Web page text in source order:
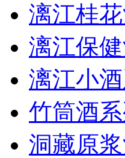
漓江桂
漓江保
漓江小酒
竹筒酒系
洞藏原